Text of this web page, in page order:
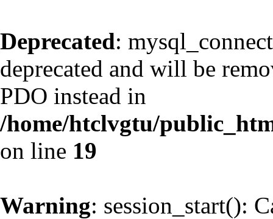
Deprecated:
deprecated and will be
PDO instead in
/home/htclvgtu/
on line 19
Warning: session_start():